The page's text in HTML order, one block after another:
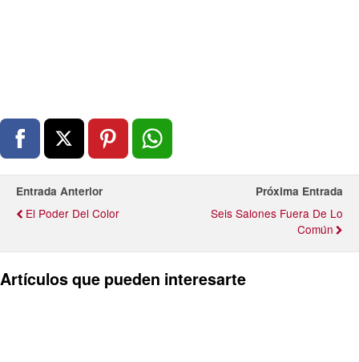
Entrada Anterior
El Poder Del Color
Próxima Entrada
Seis Salones Fuera De Lo
Común
Artículos que pueden interesarte